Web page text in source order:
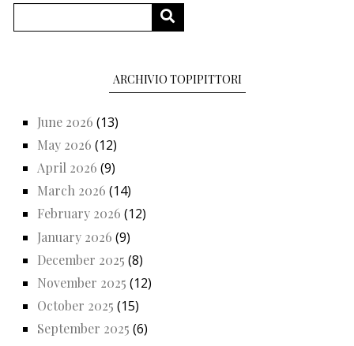
SEARCH
ARCHIVIO TOPIPITTORI
June 2026 (13)
May 2026 (12)
April 2026 (9)
March 2026 (14)
February 2026 (12)
January 2026 (9)
December 2025 (8)
November 2025 (12)
October 2025 (15)
September 2025 (6)